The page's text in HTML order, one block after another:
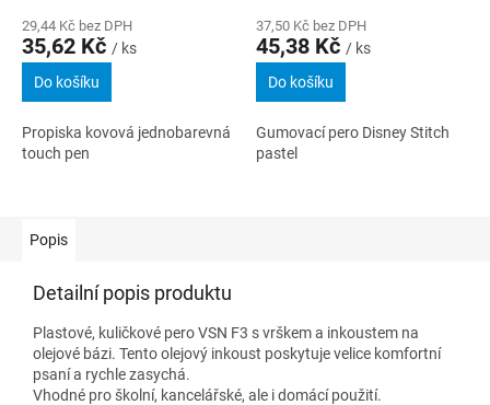
29,44 Kč bez DPH
35,62 Kč / ks
Do košíku
Propiska kovová jednobarevná
touch pen
37,50 Kč bez DPH
45,38 Kč / ks
Do košíku
Gumovací pero Disney Stitch
pastel
Popis
Detailní popis produktu
Plastové, kuličkové pero VSN F3 s vrškem a inkoustem na
olejové bázi. Tento olejový inkoust poskytuje velice komfortní
psaní a rychle zasychá.
Vhodné pro školní, kancelářské, ale i domácí použití.